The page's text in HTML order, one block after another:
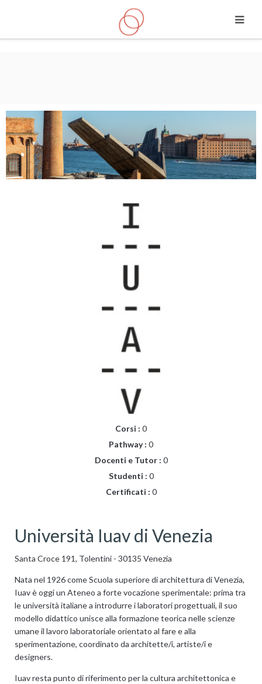
Corsi : 0
Pathway : 0
Docenti e Tutor : 0
Studenti : 0
Certificati : 0
Università Iuav di Venezia
Santa Croce 191, Tolentini - 30135 Venezia
Nata nel 1926 come Scuola superiore di architettura di Venezia,
Iuav è oggi un Ateneo a forte vocazione sperimentale: prima tra
le università italiane a introdurre i laboratori progettuali, il suo
modello didattico unisce alla formazione teorica nelle scienze
umane il lavoro laboratoriale orientato al fare e alla
sperimentazione, coordinato da architette/i, artiste/i e
designers.
Iuav resta punto di riferimento per la cultura architettonica e